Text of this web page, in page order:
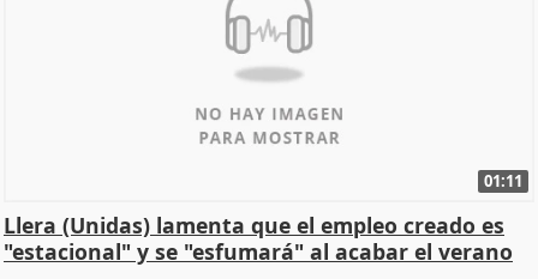
01:11
Llera (Unidas) lamenta que el empleo creado es
"estacional" y se "esfumará" al acabar el verano